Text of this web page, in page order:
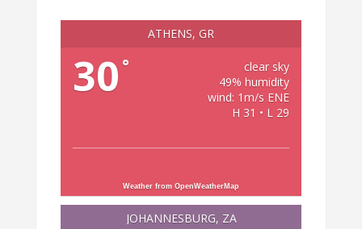
ATHENS, GR
30 °
clear sky
49% humidity
wind: 1m/s ENE
H 31 • L 29
Weather from OpenWeatherMap
JOHANNESBURG, ZA